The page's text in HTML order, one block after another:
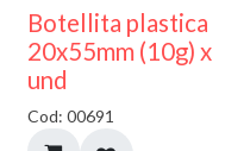
Botellita plastica
20x55mm (10g) x
und
Cod: 00691